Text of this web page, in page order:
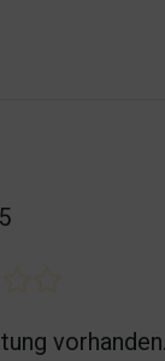
vorhanden.